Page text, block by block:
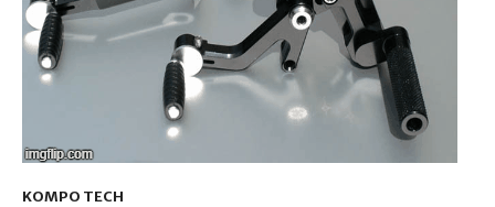
KOMPO TECH